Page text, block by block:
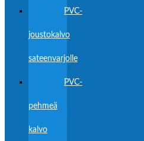
PVC-
joustokalvo
sateenvarjolle
PVC-
pehmeä
kalvo